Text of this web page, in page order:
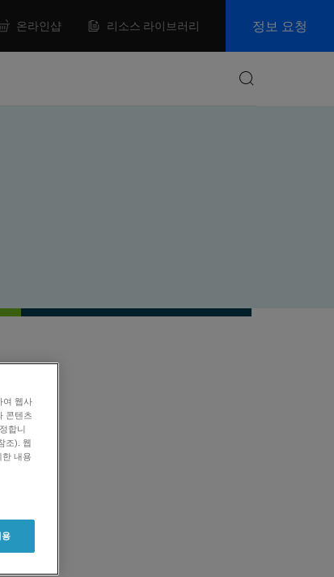
온라인샵 리소스 라이브러리 정보 요청
여 웹사
콘텐츠
합니
조). 웹
내용
용